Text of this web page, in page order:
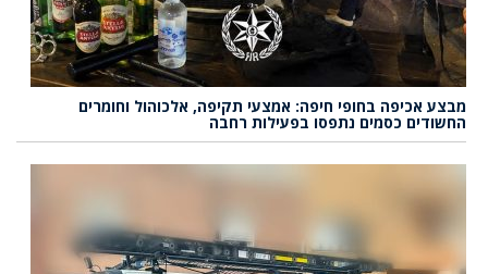
מבצע אכיפה בחופי חיפה: אמצעי תקיפה, אלכוהול וחומרים
החשודים כסמים נתפסו בפעילות רחבה